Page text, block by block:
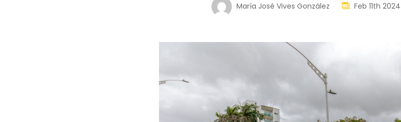
María José Vives González Feb 11th 2024